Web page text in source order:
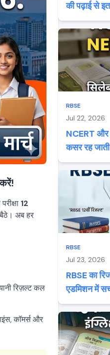
12
अब हर
रिज़ल्ट कल
कॉमर्स और
की पढ़ाई से
RBSE
Jul 22, 2026
NCERT और
कसर रह
RBSE
Jul 23, 2026
RBSE का
एडमिशन में